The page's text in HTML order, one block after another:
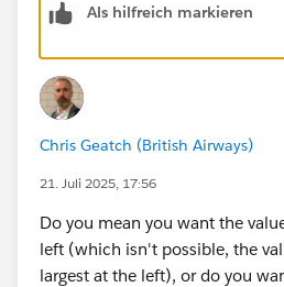
answers your question.
Als hilfreich markieren
Chris Geatch (British Airways)
21. Juli 2025, 17:56
Do you mean you want the
left (which isn't possible, the
largest at the left), or do you